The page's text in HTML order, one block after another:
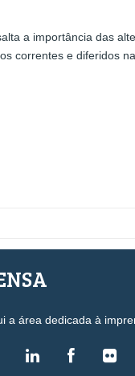
a importância das
correntes e diferidos
a área dedicada à